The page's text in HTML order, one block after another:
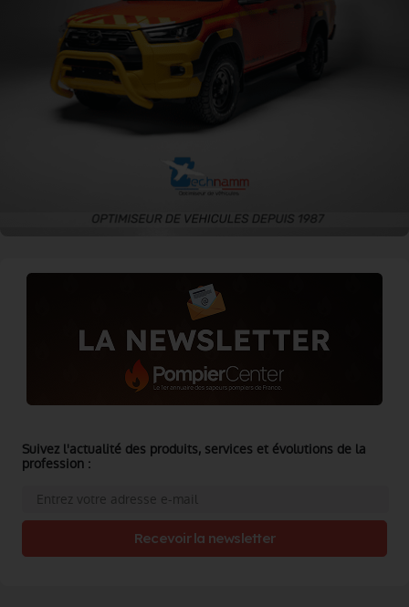
Suivez l'actualité des produits, services et évolutions de la
profession :
Recevoir la newsletter